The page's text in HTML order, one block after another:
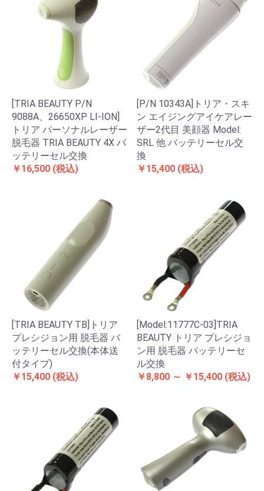
[TRIA BEAUTY P/N
9088A、26650XP LI-ION]
トリア パーソナルレーザー
脱毛器 TRIA BEAUTY 4X バ
ッテリーセル交換
￥16,500 (税込)
[P/N 10343A]トリア・スキ
ン エイジングアイケアレー
ザー2代目 美顔器 Model:
SRL 他 バッテリーセル交
換
￥15,400 (税込)
[TRIA BEAUTY TB]トリア
プレシジョン用 脱毛器 バ
ッテリーセル交換(本体送
付タイプ)
￥15,400 (税込)
[Model:11777C-03]TRIA
BEAUTY トリア プレシジョ
ン用 脱毛器 バッテリーセ
ル交換
￥8,800 ～ ￥15,400 (税込)